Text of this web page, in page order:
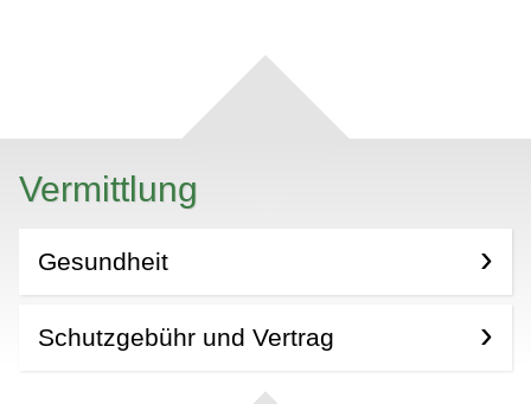
Vermittlung
Gesundheit
Schutzgebühr und Vertrag